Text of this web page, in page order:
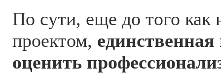
По сути, еще до того как
проектом,
оценить